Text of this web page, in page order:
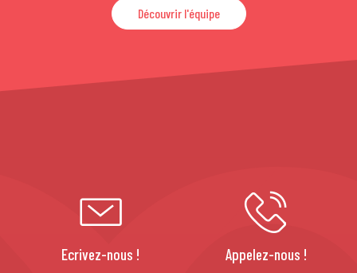
Découvrir l'équipe
Ecrivez-nous ! Appelez-nous !